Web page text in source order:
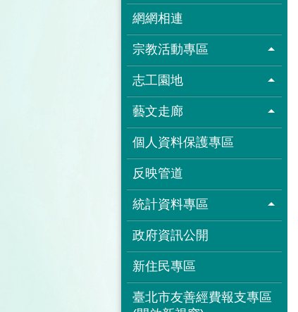
網網相連
宗教活動專區
志工園地
藝文走廊
個人資料保護專區
反映管道
統計資料專區
政府資訊公開
新住民專區
臺北市友善經費報支專區